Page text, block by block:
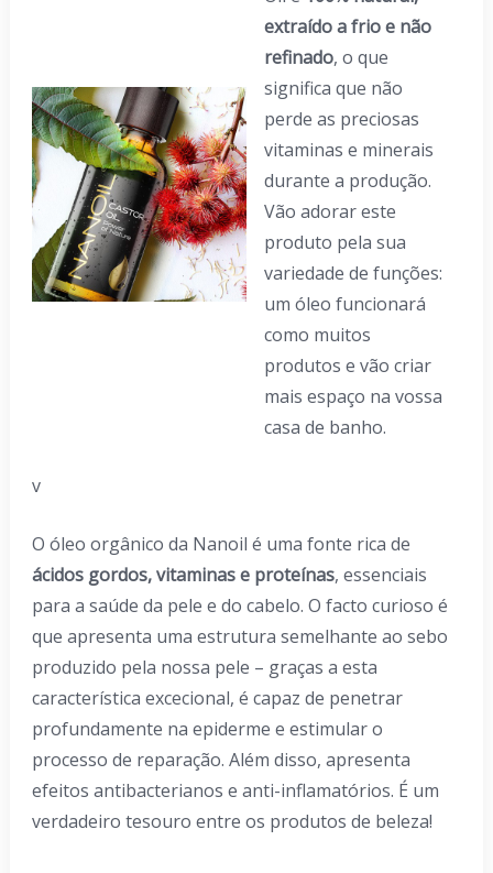
extraído a frio e não
refinado, o que
significa que não
perde as preciosas
vitaminas e minerais
durante a produção.
Vão adorar este
produto pela sua
variedade de funções:
um óleo funcionará
como muitos
produtos e vão criar
mais espaço na vossa
casa de banho.
v
O óleo orgânico da Nanoil é uma fonte rica de
ácidos gordos, vitaminas e proteínas, essenciais
para a saúde da pele e do cabelo. O facto curioso é
que apresenta uma estrutura semelhante ao sebo
produzido pela nossa pele – graças a esta
característica excecional, é capaz de penetrar
profundamente na epiderme e estimular o
processo de reparação. Além disso, apresenta
efeitos antibacterianos e anti-inflamatórios. É um
verdadeiro tesouro entre os produtos de beleza!